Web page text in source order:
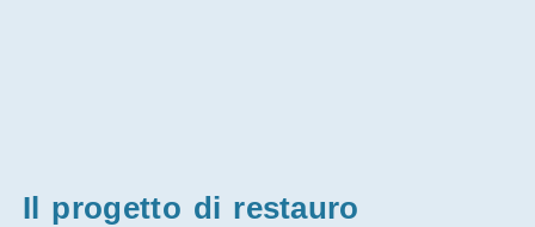
Il progetto di restauro